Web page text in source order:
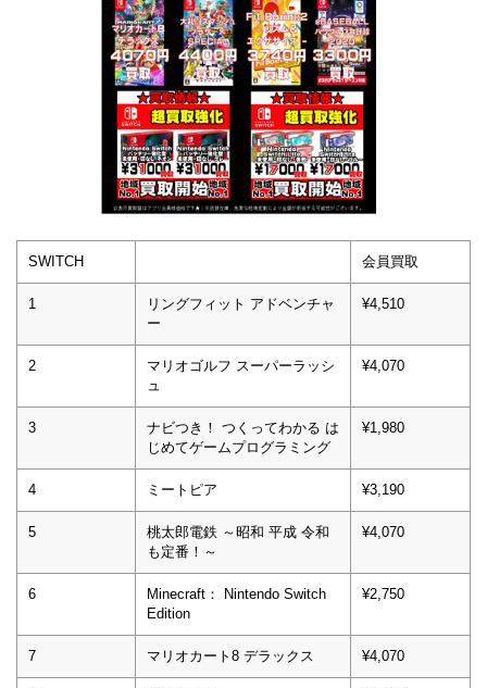
SWITCH 会員買取
1
リングフィット アドベンチャ
ー
¥4,510
2
マリオゴルフ スーパーラッシ
ュ
¥4,070
3
ナビつき！ つくってわかる は
じめてゲームプログラミング
¥1,980
4 ミートピア ¥3,190
5
桃太郎電鉄 ～昭和 平成 令和
も定番！～
¥4,070
6
Minecraft： Nintendo Switch
Edition
¥2,750
7 マリオカート8 デラックス ¥4,070